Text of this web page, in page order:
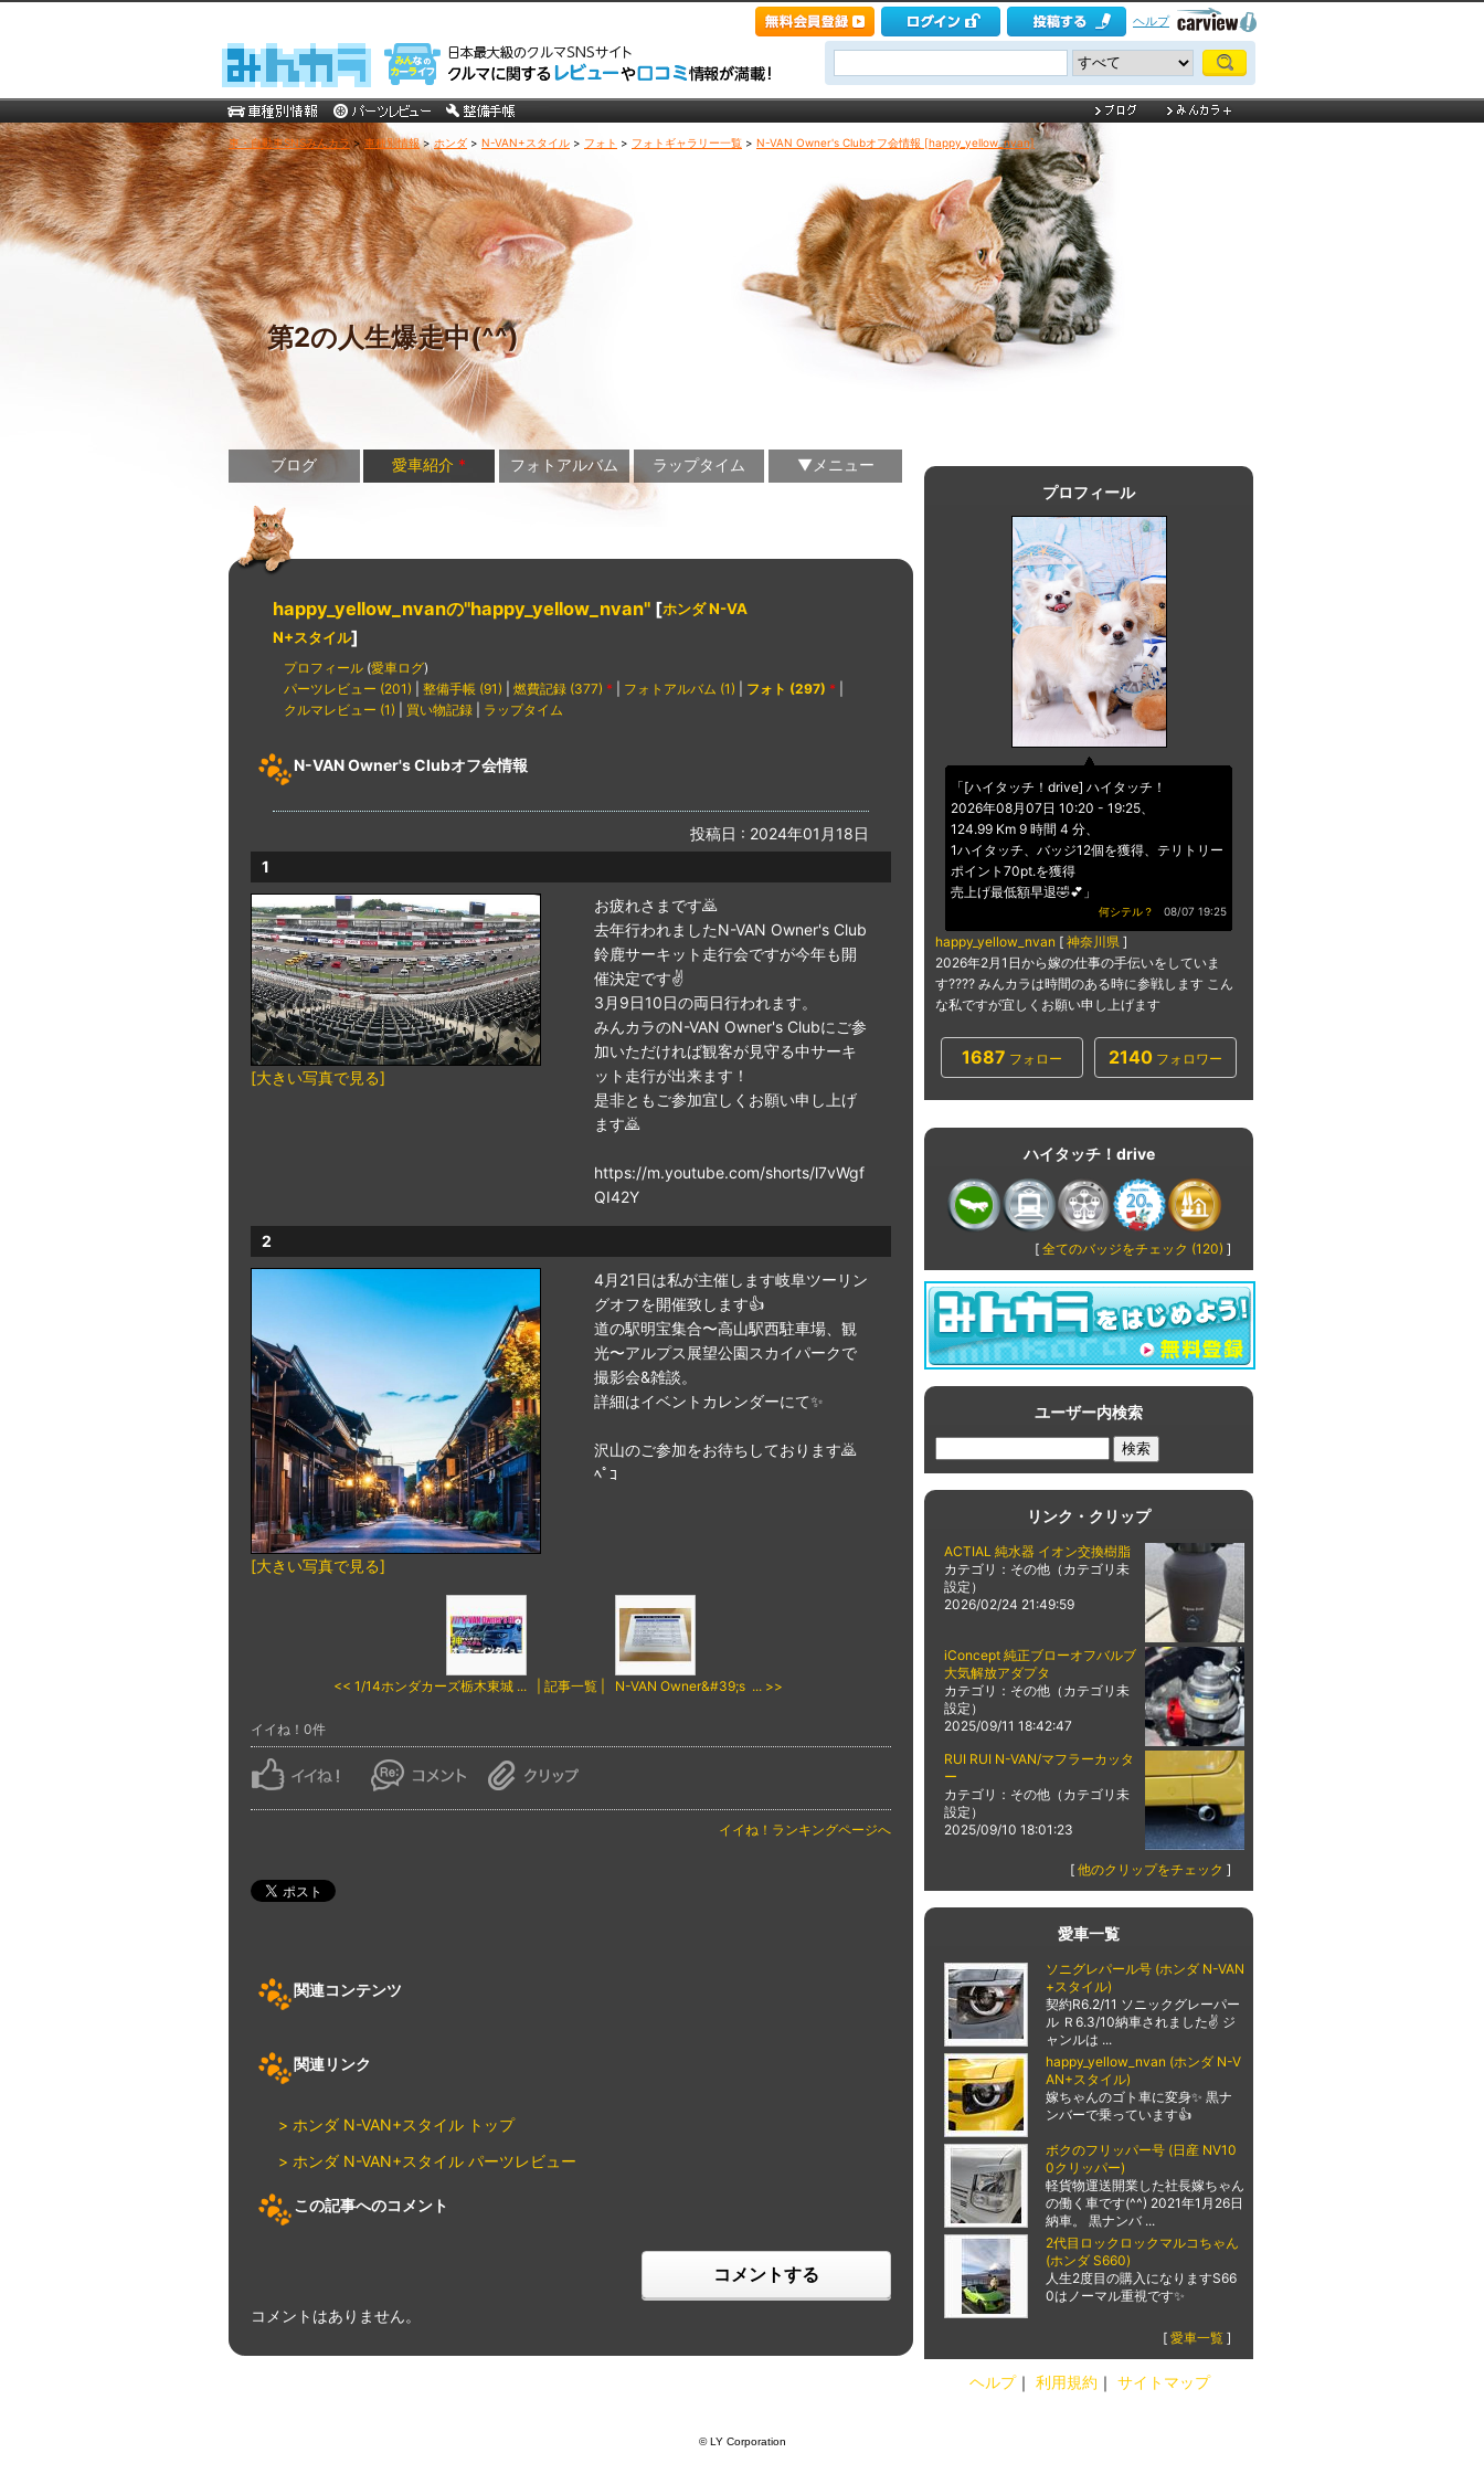
ヘルプ
車・自動車SNSみんカラ>車種別情報> ホンダ > N-VAN+スタイル > フォト > フォトギャラリー一覧 > N-VAN Owner's Clubオフ会情報 [happy_yellow_nvan]
第2の人生爆走中(^^)
ブログ 愛車紹介 * フォトアルバム ラップタイム ▼メニュー
happy_yellow_nvanの"happy_yellow_nvan" [ホンダ N-VA
N+スタイル]
プロフィール (愛車ログ)
パーツレビュー (201)
整備手帳 (91) 燃費記録 (377) * フォトアルバム (1) フォト (297) *
クルマレビュー (1)
買い物記録 ラップタイム
N-VAN Owner's Clubオフ会情報
投稿日 : 2024年01月18日
1
[大きい写真で見る]
お疲れさまです🙇
去年行われましたN-VAN Owner's Club
鈴鹿サーキット走行会ですが今年も開
催決定です✌️
3月9日10日の両日行われます。
みんカラのN-VAN Owner's Clubにご参
加いただければ観客が見守る中サーキ
ット走行が出来ます！
是非ともご参加宜しくお願い申し上げ
ます🙇
https://m.youtube.com/shorts/l7vWgf
QI42Y
2
[大きい写真で見る]
4月21日は私が主催します岐阜ツーリン
グオフを開催致します👍
道の駅明宝集合〜高山駅西駐車場、観
光〜アルプス展望公園スカイパークで
撮影会&雑談。
詳細はイベントカレンダーにて✨
沢山のご参加をお待ちしております🙇
ﾍﾟｺ
<< 1/14ホンダカーズ栃木東城 ... | 記事一覧 | N-VAN Owner&#39;s ... >>
イイね！0件
イイね！ランキングページへ
関連コンテンツ
関連リンク
> ホンダ N-VAN+スタイル トップ
> ホンダ N-VAN+スタイル パーツレビュー
この記事へのコメント
コメントする
コメントはありません。
プロフィール
「[ハイタッチ！drive] ハイタッチ！
2026年08月07日 10:20 - 19:25、
124.99 Km 9 時間 4 分、
1ハイタッチ、バッジ12個を獲得、テリトリー
ポイント70pt.を獲得
売上げ最低額早退🤣💕」
何シテル？ 08/07 19:25
happy_yellow_nvan [ 神奈川県 ]
2026年2月1日から嫁の仕事の手伝いをしていま
す???? みんカラは時間のある時に参戦します こん
な私ですが宜しくお願い申し上げます
1687 フォロー 2140 フォロワー
ハイタッチ！drive
[ 全てのバッジをチェック (120) ]
ユーザー内検索
リンク・クリップ
ACTIAL 純水器 イオン交換樹脂
カテゴリ：その他（カテゴリ未
設定）
2026/02/24 21:49:59
iConcept 純正ブローオフバルブ
大気解放アダプタ
カテゴリ：その他（カテゴリ未
設定）
2025/09/11 18:42:47
RUI RUI N-VAN/マフラーカッタ
ー
カテゴリ：その他（カテゴリ未
設定）
2025/09/10 18:01:23
[ 他のクリップをチェック ]
愛車一覧
ソニグレパール号 (ホンダ N-VAN
+スタイル)
契約R6.2/11 ソニックグレーパー
ル Ｒ6.3/10納車されました✌️ ジ
ャンルは ...
happy_yellow_nvan (ホンダ N-V
AN+スタイル)
嫁ちゃんのゴト車に変身✨ 黒ナ
ンバーで乗っています👍
ボクのフリッパー号 (日産 NV10
0クリッパー)
軽貨物運送開業した社長嫁ちゃん
の働く車です(^^) 2021年1月26日
納車。 黒ナンバ ...
2代目ロックロックマルコちゃん
(ホンダ S660)
人生2度目の購入になりますS66
0はノーマル重視です✨
[ 愛車一覧 ]
ヘルプ｜ 利用規約 ｜ サイトマップ
© LY Corporation